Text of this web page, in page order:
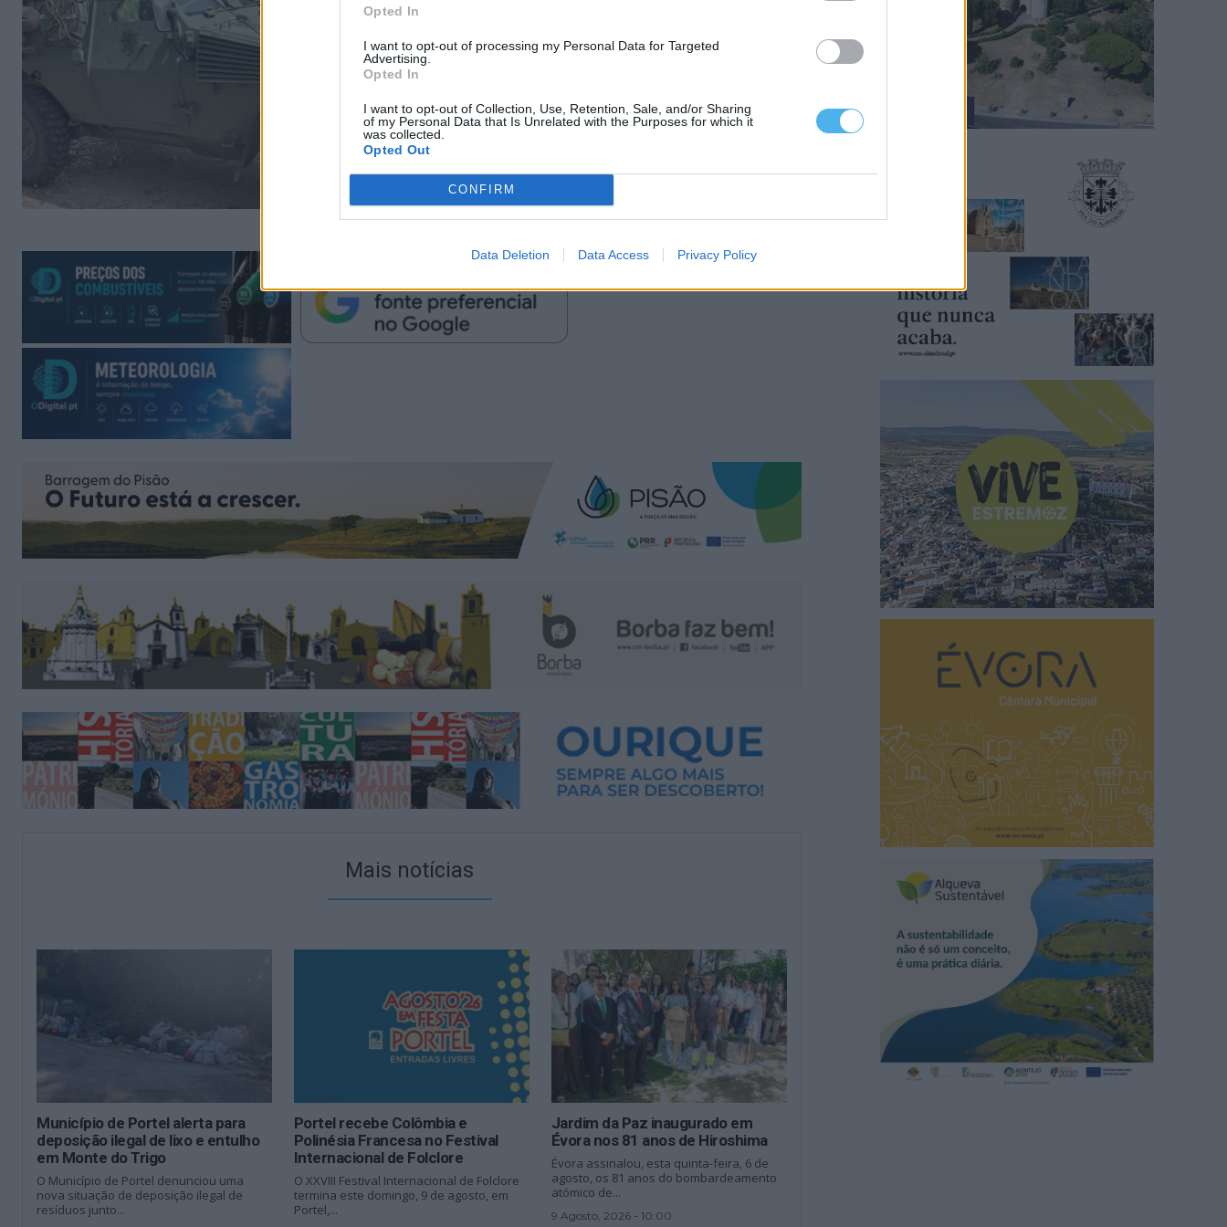
Opted In
I want to opt-out of processing my Personal Data for Targeted
Advertising.
Opted In
I want to opt-out of Collection, Use, Retention, Sale, and/or Sharing
of my Personal Data that Is Unrelated with the Purposes for which it
was collected.
Opted Out
CONFIRM
Data Deletion Data Access Privacy Policy
Mais notícias
Município de Portel alerta para
deposição ilegal de lixo e entulho
em Monte do Trigo
O Município de Portel denunciou uma
nova situação de deposição ilegal de
resíduos junto...
Portel recebe Colômbia e
Polinésia Francesa no Festival
Internacional de Folclore
O XXVIII Festival Internacional de Folclore
termina este domingo, 9 de agosto, em
Portel,...
Jardim da Paz inaugurado em
Évora nos 81 anos de Hiroshima
Évora assinalou, esta quinta-feira, 6 de
agosto, os 81 anos do bombardeamento
atómico de...
9 Agosto, 2026 - 10:00